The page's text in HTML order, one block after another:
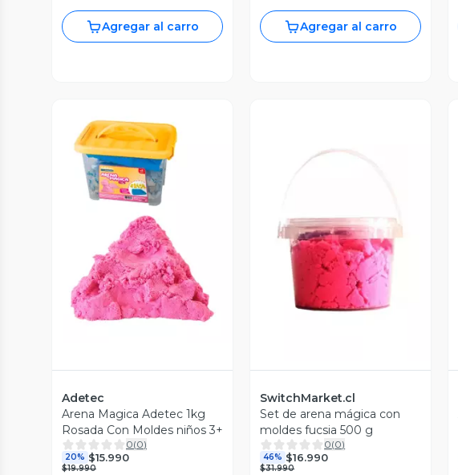
Agregar al carro Agregar al carro
Vista Previa
Adetec
Arena Magica Adetec 1kg
Rosada Con Moldes niños 3+
0(0)
20% $15.990
$19.990
Vista Previa
SwitchMarket.cl
Set de arena mágica con
moldes fucsia 500 g
0(0)
46% $16.990
$31.990